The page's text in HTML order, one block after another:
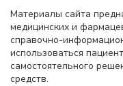
Материалы сайта
медицинских и
справочно-
использоваться
самостоятельного
средств.